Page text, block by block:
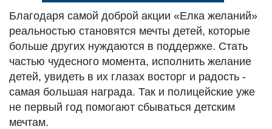
Благодаря самой доброй акции «Елка желаний»
реальностью становятся мечты детей, которые
больше других нуждаются в поддержке. Стать
частью чудесного момента, исполнить желание
детей, увидеть в их глазах восторг и радость -
самая большая награда. Так и полицейские уже
не первый год помогают сбываться детским
мечтам.